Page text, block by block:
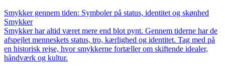
Smykker gennem tiden: Symboler på status, identitet og skønhed
Smykker
Smykker har altid været mere end blot pynt. Gennem tiderne har de
afspejlet menneskets status, tro, kærlighed og identitet. Tag med på
en historisk rejse, hvor smykkerne fortæller om skiftende idealer,
håndværk og kultur.